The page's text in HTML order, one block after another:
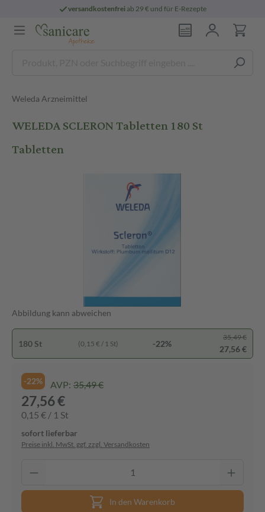
versandkostenfreiab 29 € und für E-Rezepte
Weleda Arzneimittel
WELEDA SCLERON Tabletten 180 St
Tabletten
Abbildung kann abweichen
180 St (0,15 € / 1 St) -22%
35,49 €
27,56 €
-22% AVP: 35,49 €
27,56 €
0,15 € / 1 St
sofort lieferbar
Preise inkl. MwSt. ggf. zzgl. Versandkosten
In den Warenkorb